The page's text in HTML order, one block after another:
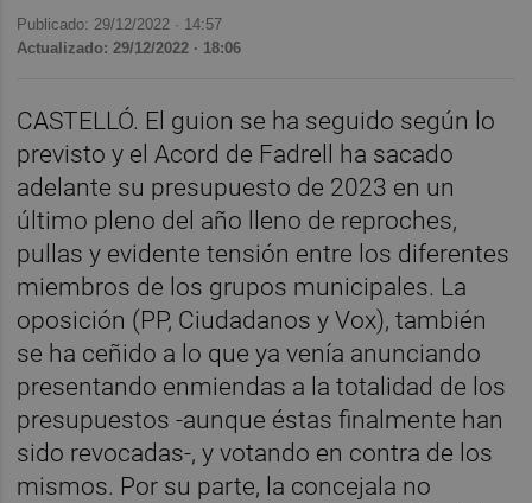
Publicado: 29/12/2022 · 14:57
Actualizado: 29/12/2022 · 18:06
CASTELLÓ. El guion se ha seguido según lo
previsto y el Acord de Fadrell ha sacado
adelante su presupuesto de 2023 en un
último pleno del año lleno de reproches,
pullas y evidente tensión entre los diferentes
miembros de los grupos municipales. La
oposición (PP, Ciudadanos y Vox), también
se ha ceñido a lo que ya venía anunciando
presentando enmiendas a la totalidad de los
presupuestos -aunque éstas finalmente han
sido revocadas-, y votando en contra de los
mismos. Por su parte, la concejala no